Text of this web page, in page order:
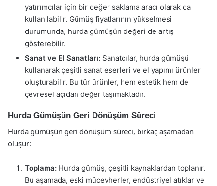
yatırımcılar için bir değer saklama aracı olarak da
kullanılabilir. Gümüş fiyatlarının yükselmesi
durumunda, hurda gümüşün değeri de artış
gösterebilir.
Sanat ve El Sanatları: Sanatçılar, hurda gümüşü
kullanarak çeşitli sanat eserleri ve el yapımı ürünler
oluşturabilir. Bu tür ürünler, hem estetik hem de
çevresel açıdan değer taşımaktadır.
Hurda Gümüşün Geri Dönüşüm Süreci
Hurda gümüşün geri dönüşüm süreci, birkaç aşamadan
oluşur:
Toplama: Hurda gümüş, çeşitli kaynaklardan toplanır.
Bu aşamada, eski mücevherler, endüstriyel atıklar ve